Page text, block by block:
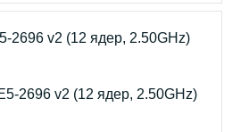
2696 v2 (12 ядер, 2.50GHz)